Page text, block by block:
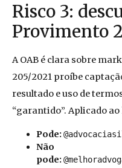
Risco 3:
Provimento
A OAB é clara sobre
205/2021 proíbe
resultado e uso de
“garantido”. Aplicado ao
Pode:
Não
pode: